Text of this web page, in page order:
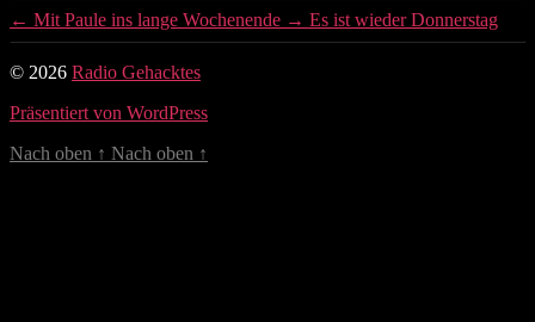
← Mit Paule ins lange Wochenende → Es ist wieder Donnerstag
© 2026 Radio Gehacktes
Präsentiert von WordPress
Nach oben ↑ Nach oben ↑